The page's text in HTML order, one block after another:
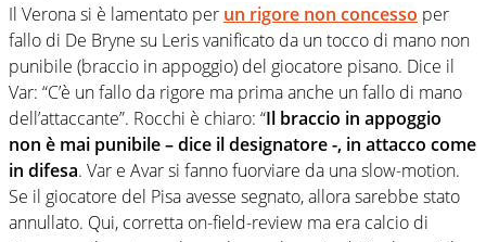
Il Verona si è lamentato per un rigore non concesso per
fallo di De Bryne su Leris vanificato da un tocco di mano non
punibile (braccio in appoggio) del giocatore pisano. Dice il
Var: “C’è un fallo da rigore ma prima anche un fallo di mano
dell’attaccante”. Rocchi è chiaro: “Il braccio in appoggio
non è mai punibile – dice il designatore -, in attacco come
in difesa. Var e Avar si fanno fuorviare da una slow-motion.
Se il giocatore del Pisa avesse segnato, allora sarebbe stato
annullato. Qui, corretta on-field-review ma era calcio di